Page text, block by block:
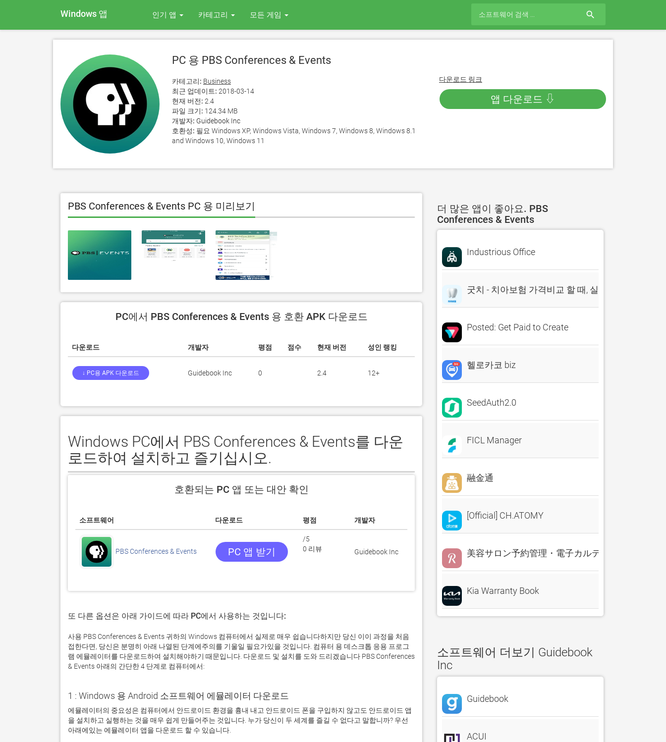
Windows 앱 인기 앱 카테고리 모든 게임 search
PC 용 PBS Conferences & Events
카테고리: Business
최근 업데이트: 2018-03-14
현재 버전: 2.4
파일 크기: 124.34 MB
개발자: Guidebook Inc
호환성: 필요 Windows XP, Windows Vista, Windows 7, Windows 8, Windows 8.1
and Windows 10, Windows 11
다운로드 링크
앱 다운로드 ⇩
PBS Conferences & Events PC 용 미리보기
PC에서 PBS Conferences & Events 용 호환 APK 다운로드
다운로드 개발자 평점 점수 현재 버전 성인 랭킹
↓ PC용 APK 다운로드 Guidebook Inc 0 2.4 12+
Windows PC에서 PBS Conferences & Events를 다운
로드하여 설치하고 즐기십시오.
호환되는 PC 앱 또는 대안 확인
소프트웨어 다운로드 평점 개발자
PBS Conferences & Events PC 앱 받기
/5
0 리뷰
Guidebook Inc
또 다른 옵션은 아래 가이드에 따라 PC에서 사용하는 것입니다:
사용 PBS Conferences & Events 귀하의 Windows 컴퓨터에서 실제로 매우 쉽습니다하지만 당신 이이 과정을 처음
접한다면, 당신은 분명히 아래 나열된 단계에주의를 기울일 필요가있을 것입니다. 컴퓨터 용 데스크톱 응용 프로그
램 에뮬레이터를 다운로드하여 설치해야하기 때문입니다. 다운로드 및 설치를 도와 드리겠습니다 PBS Conferences
& Events 아래의 간단한 4 단계로 컴퓨터에서:
1 : Windows 용 Android 소프트웨어 에뮬레이터 다운로드
에뮬레이터의 중요성은 컴퓨터에서 안드로이드 환경을 흉내 내고 안드로이드 폰을 구입하지 않고도 안드로이드 앱
을 설치하고 실행하는 것을 매우 쉽게 만들어주는 것입니다. 누가 당신이 두 세계를 즐길 수 없다고 말합니까? 우선
더 많은 앱이 좋아요. PBS
Conferences & Events
Industrious Office
굿치 - 치아보험 가격비교 할 때, 실시간 비교견적 앱
Posted: Get Paid to Create
헬로카코 biz
SeedAuth2.0
FICL Manager
融金通
[Official] CH.ATOMY
美容サロン予約管理・電子カルテ・売上分析
Kia Warranty Book
소프트웨어 더보기 Guidebook
Inc
Guidebook
ACUI